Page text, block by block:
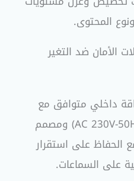
المحتوى.
الأمان ضد التغير
داخلي متوافق مع
معايير الكهرباء في مصر (AC 230V-50Hz) ومصمم
الحفاظ على استقرار
على السماعات.